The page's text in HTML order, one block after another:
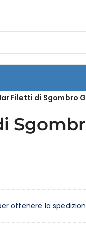
Filetti di Sgombro
ottenere la